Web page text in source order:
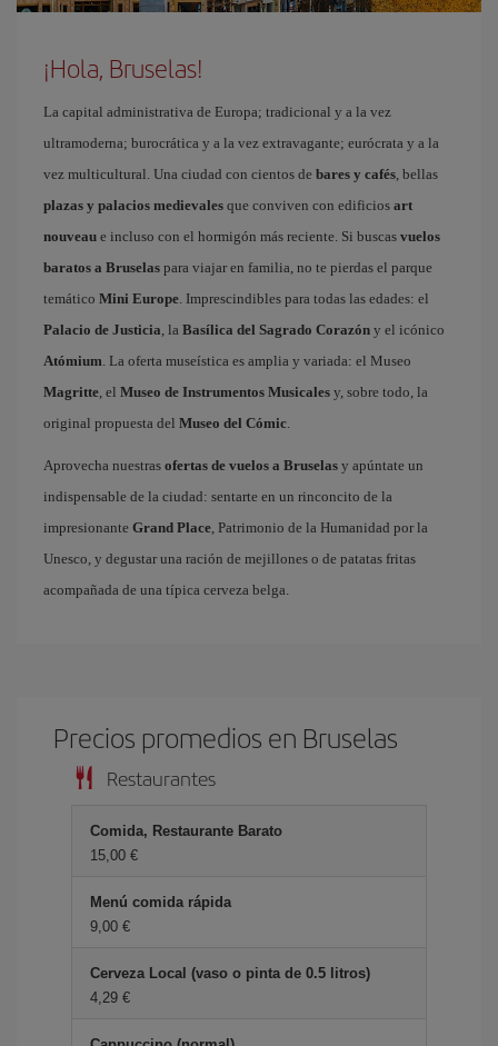
¡Hola, Bruselas!
La capital administrativa de Europa; tradicional y a la vez
ultramoderna; burocrática y a la vez extravagante; eurócrata y a la
vez multicultural. Una ciudad con cientos de bares y cafés, bellas
plazas y palacios medievales que conviven con edificios art
nouveau e incluso con el hormigón más reciente. Si buscas vuelos
baratos a Bruselas para viajar en familia, no te pierdas el parque
temático Mini Europe. Imprescindibles para todas las edades: el
Palacio de Justicia, la Basílica del Sagrado Corazón y el icónico
Atómium. La oferta museística es amplia y variada: el Museo
Magritte, el Museo de Instrumentos Musicales y, sobre todo, la
original propuesta del Museo del Cómic.
Aprovecha nuestras ofertas de vuelos a Bruselas y apúntate un
indispensable de la ciudad: sentarte en un rinconcito de la
impresionante Grand Place, Patrimonio de la Humanidad por la
Unesco, y degustar una ración de mejillones o de patatas fritas
acompañada de una típica cerveza belga.
Precios promedios en Bruselas
Restaurantes
Comida, Restaurante Barato
15,00 €
Menú comida rápida
9,00 €
Cerveza Local (vaso o pinta de 0.5 litros)
4,29 €